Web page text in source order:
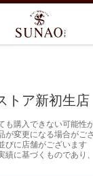
トア新初生店
も購入できない可能性
が変更になる場合がご
びに店舗がございます
績に基づくものであり